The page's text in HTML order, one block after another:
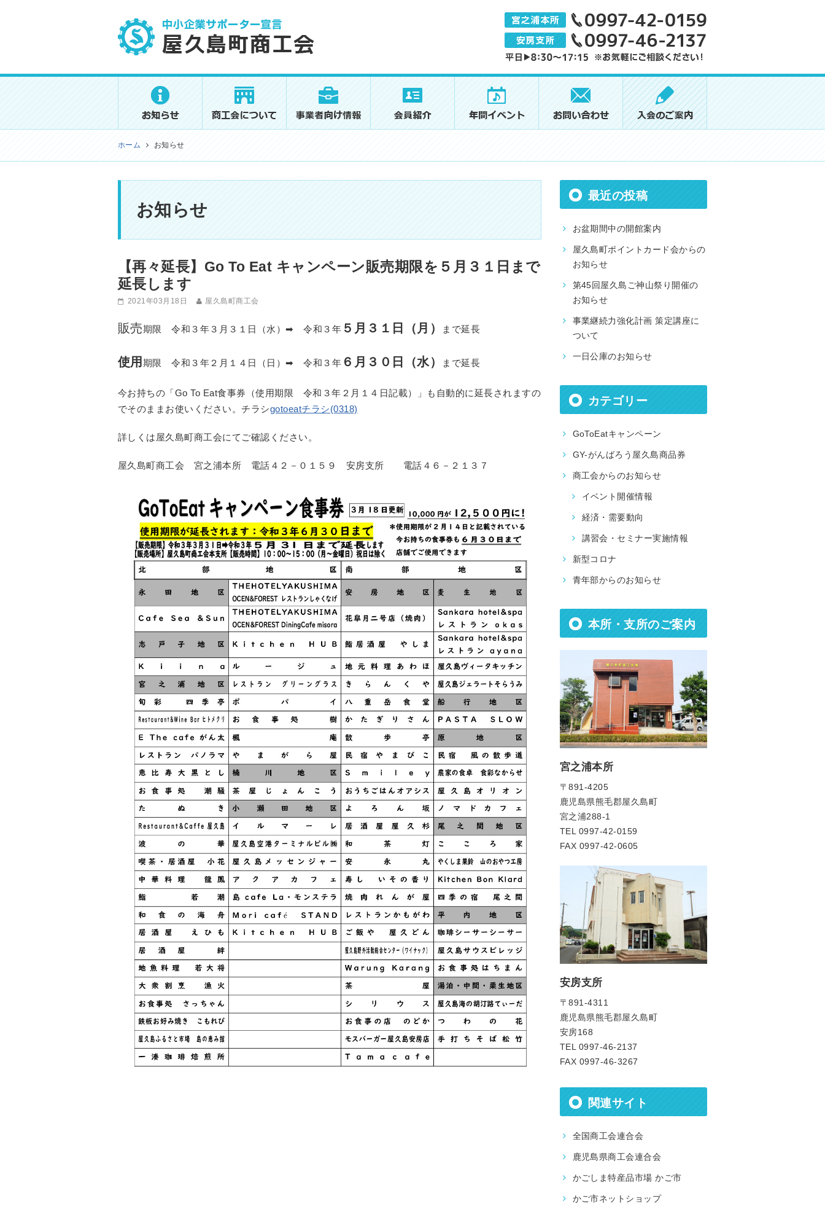
ホーム お知らせ
お知らせ
【再々延長】Go To Eat キャンペーン販売期限を５月３１日まで
延長します
2021年03月18日 屋久島町商工会
販売期限 令和３年３月３１日（水）➡ 令和３年 ５月３１ 日（月） まで延長
使用 期限 令和３年２月１４日（日）➡ 令和３年 ６月３０日（水） まで延長
今お持ちの「Go To Eat食事券（使用期限 令和３年２月１４日記載）」も自動的に延長されますの
でそのままお使いください。チラシgotoeatチラシ(0318)
詳しくは屋久島町商工会にてご確認ください。
屋久島町商工会 宮之浦本所 電話４２－０１５９ 安房支所 電話４６－２１３７
最近の投稿
お盆期間中の開館案内
屋久島町ポイントカード会からの
お知らせ
第45回屋久島ご神山祭り開催の
お知らせ
事業継続力強化計画 策定講座に
ついて
一日公庫のお知らせ
カテゴリー
GoToEatキャンペーン
GY-がんばろう屋久島商品券
商工会からのお知らせ
イベント開催情報
経済・需要動向
講習会・セミナー実施情報
新型コロナ
青年部からのお知らせ
本所・支所のご案内
宮之浦本所
〒891-4205
鹿児島県熊毛郡屋久島町
宮之浦288-1
TEL 0997-42-0159
FAX 0997-42-0605
安房支所
〒891-4311
鹿児島県熊毛郡屋久島町
安房168
TEL 0997-46-2137
FAX 0997-46-3267
関連サイト
全国商工会連合会
鹿児島県商工会連合会
かごしま特産品市場 かご市
かご市ネットショップ